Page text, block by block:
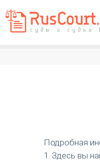
Подробная
1. Здесь вы